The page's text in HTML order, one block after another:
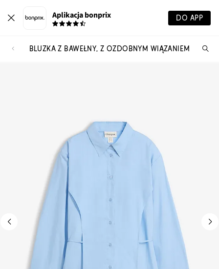
Aplikacja bonprix DO APP
BLUZKA Z BAWEŁNY, Z OZDOBNYM WIĄZANIEM